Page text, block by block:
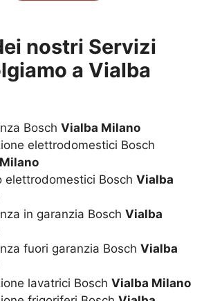
nostri Servizi
a Vialba
Bosch Vialba Milano
elettrodomestici Bosch
elettrodomestici Bosch Vialba
in garanzia Bosch Vialba
fuori garanzia Bosch Vialba
lavatrici Bosch Vialba Milano